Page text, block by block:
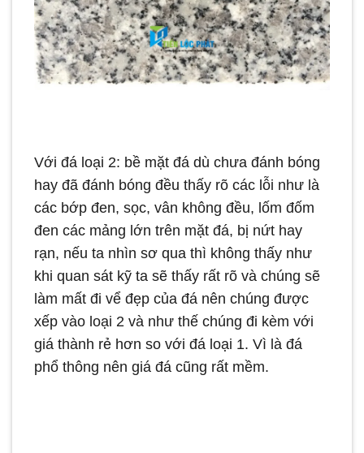
Với đá loại 2: bề mặt đá dù chưa đánh bóng
hay đã đánh bóng đều thấy rõ các lỗi như là
các bớp đen, sọc, vân không đều, lốm đốm
đen các mảng lớn trên mặt đá, bị nứt hay
rạn, nếu ta nhìn sơ qua thì không thấy như
khi quan sát kỹ ta sẽ thấy rất rõ và chúng sẽ
làm mất đi vể đẹp của đá nên chúng được
xếp vào loại 2 và như thế chúng đi kèm với
giá thành rẻ hơn so với đá loại 1. Vì là đá
phổ thông nên giá đá cũng rất mềm.